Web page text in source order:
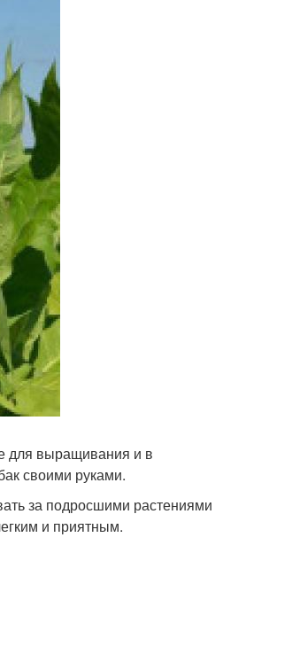
для выращивания и в
своими руками.
за подросшими растениями
и приятным.